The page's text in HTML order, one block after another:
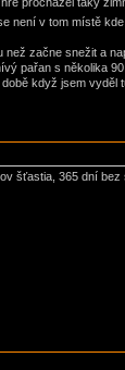
není v tom místě
začne snežit a
pařan s několika
když jsem
šťastia, 365 dní